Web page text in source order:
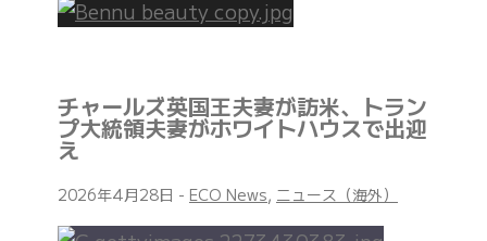
チャールズ英国王夫妻が訪米、トラン
プ大統領夫妻がホワイトハウスで出迎
え
2026年4月28日 - ECO News, ニュース（海外）